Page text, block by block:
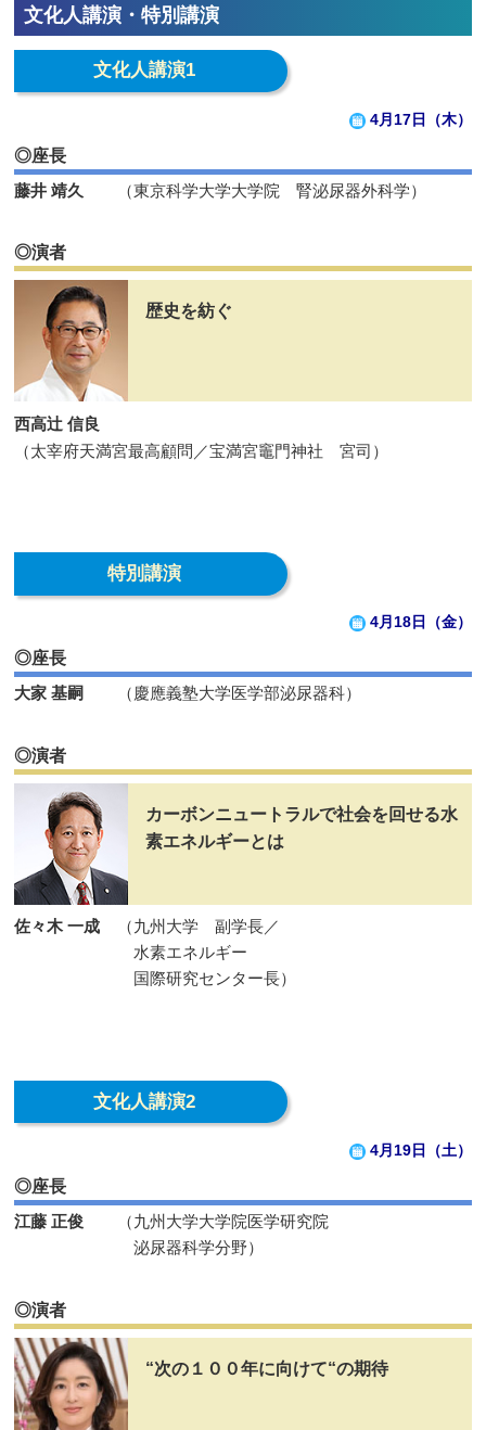
文化人講演・特別講演
文化人講演1
4月17日（木）
◎座長
藤井 靖久
（東京科学大学大学院 腎泌尿器外科学）
◎演者
歴史を紡ぐ
西高辻󠄀 信良
（太宰府天満宮最高顧問／宝満宮竈門神社 宮司）
特別講演
4月18日（金）
◎座長
大家 基嗣
（慶應義塾大学医学部泌尿器科）
◎演者
カーボンニュートラルで社会を回せる水
素エネルギーとは
佐々木 一成
（九州大学 副学長／
水素エネルギー
国際研究センター長）
文化人講演2
4月19日（土）
◎座長
江藤 正俊
（九州大学大学院医学研究院
泌尿器科学分野）
◎演者
“次の１００年に向けて“の期待